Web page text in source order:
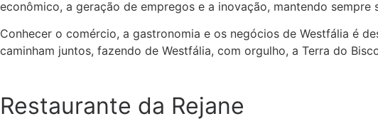
econômico, a geração de empregos e a inovação, mantendo sempre
Conhecer o comércio, a gastronomia e os negócios de Westfália é
caminham juntos, fazendo de Westfália, com orgulho, a Terra do
Restaurante da Rejane